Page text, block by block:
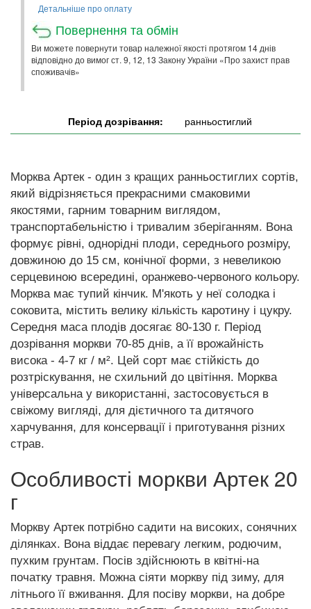
Детальніше про оплату
Повернення та обмін
Ви можете повернути товар належної якості протягом 14 днів
відповідно до вимог ст. 9, 12, 13 Закону України «Про захист прав
споживачів»
Період дозрівання: ранньостиглий
Морква Артек - один з кращих ранньостиглих сортів,
який відрізняється прекрасними смаковими
якостями, гарним товарним виглядом,
транспортабельністю і тривалим зберіганням. Вона
формує рівні, однорідні плоди, середнього розміру,
довжиною до 15 см, конічної форми, з невеликою
серцевиною всередині, оранжево-червоного кольору.
Морква має тупий кінчик. М'якоть у неї солодка і
соковита, містить велику кількість каротину і цукру.
Середня маса плодів досягає 80-130 г. Період
дозрівання моркви 70-85 днів, а її врожайність
висока - 4-7 кг / м². Цей сорт має стійкість до
розтріскування, не схильний до цвітіння. Морква
універсальна у використанні, застосовується в
свіжому вигляді, для дієтичного та дитячого
харчування, для консервації і приготування різних
страв.
Особливості моркви Артек 20
г
Моркву Артек потрібно садити на високих, сонячних
ділянках. Вона віддає перевагу легким, родючим,
пухким грунтам. Посів здійснюють в квітні-на
початку травня. Можна сіяти моркву під зиму, для
літнього її вживання. Для посіву моркви, на добре